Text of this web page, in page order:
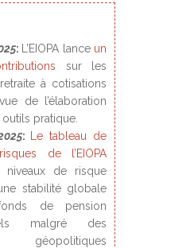
: L’EIOPA lance un
sur les
à cotisations
de l’élaboration
outils pratique.
:
Le tableau de
de l’EIOPA
niveaux de risque
stabilité globale
de pension
malgré des
géopolitiques